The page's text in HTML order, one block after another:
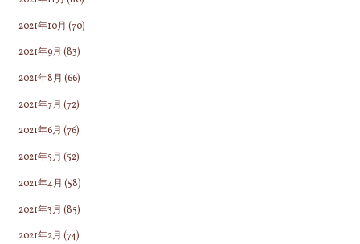
2021年10月 (70)
2021年9月 (83)
2021年8月 (66)
2021年7月 (72)
2021年6月 (76)
2021年5月 (52)
2021年4月 (58)
2021年3月 (85)
2021年2月 (74)